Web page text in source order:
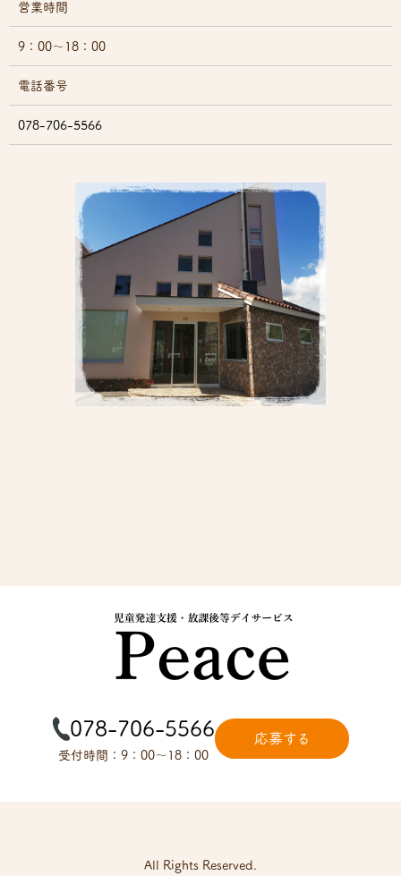
営業時間
9：00～18：00
電話番号
078-706-5566
078-706-5566
受付時間：9：00～18：00
応募する
All Rights Reserved.